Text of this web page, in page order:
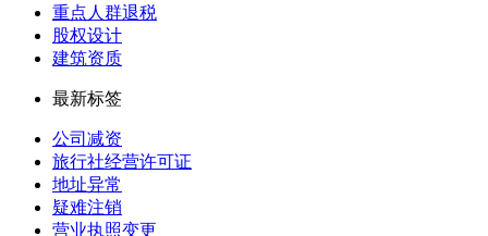
重点人群退税
股权设计
建筑资质
最新标签
公司减资
旅行社经营许可证
地址异常
疑难注销
营业执照变更